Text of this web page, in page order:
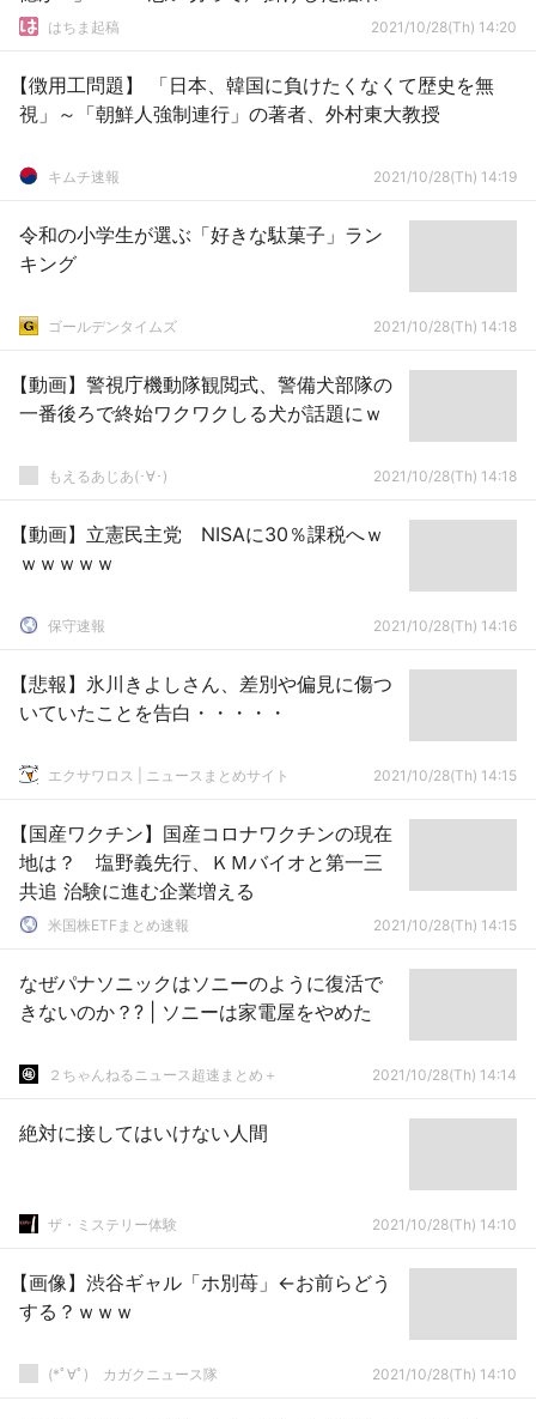
胸糞すぎる展開に…
はちま起稿 2021/10/28(Th) 14:20
【徴用工問題】 「日本、韓国に負けたくなくて歴史を無
視」～「朝鮮人強制連行」の著者、外村東大教授
キムチ速報 2021/10/28(Th) 14:19
令和の小学生が選ぶ「好きな駄菓子」ラン
キング
ゴールデンタイムズ 2021/10/28(Th) 14:18
【動画】警視庁機動隊観閲式、警備犬部隊の
一番後ろで終始ワクワクしる犬が話題にｗ
もえるあじあ(･∀･) 2021/10/28(Th) 14:18
【動画】立憲民主党 NISAに30％課税へｗ
ｗｗｗｗｗ
保守速報 2021/10/28(Th) 14:16
【悲報】氷川きよしさん、差別や偏見に傷つ
いていたことを告白・・・・・
エクサワロス | ニュースまとめサイト 2021/10/28(Th) 14:15
【国産ワクチン】国産コロナワクチンの現在
地は？ 塩野義先行、ＫＭバイオと第一三
共追 治験に進む企業増える
米国株ETFまとめ速報 2021/10/28(Th) 14:15
なぜパナソニックはソニーのように復活で
きないのか？? | ソニーは家電屋をやめた
２ちゃんねるニュース超速まとめ＋ 2021/10/28(Th) 14:14
絶対に接してはいけない人間
ザ・ミステリー体験 2021/10/28(Th) 14:10
【画像】渋谷ギャル「ホ別苺」←お前らどう
する？ｗｗｗ
(*ﾟ∀ﾟ)ゞカガクニュース隊 2021/10/28(Th) 14:10